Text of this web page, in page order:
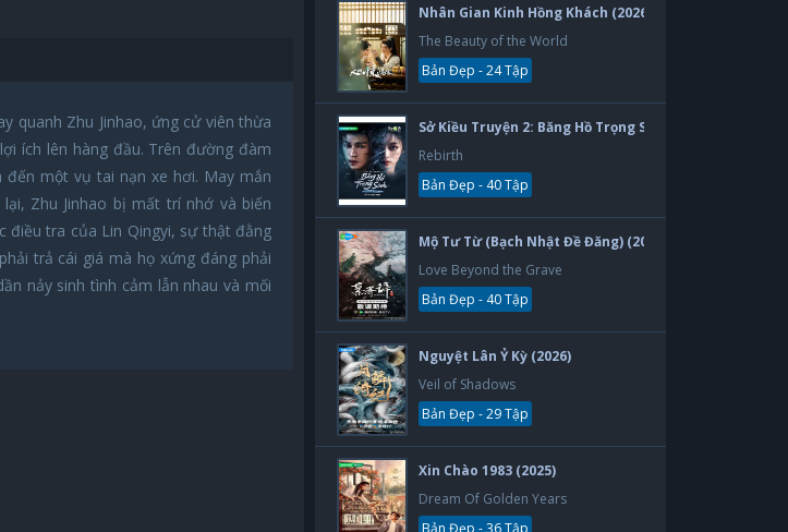
quanh Zhu Jinhao, ứng cử viên thừa
ích lên hàng đầu. Trên đường đàm
một vụ tai nạn xe hơi. May mắn
Zhu Jinhao bị mất trí nhớ và biến
điều tra của Lin Qingyi, sự thật đằng
trả cái giá mà họ xứng đáng phải
nảy sinh tình cảm lẫn nhau và mối
Nhân Gian Kinh Hồng Khách (2026)
The Beauty of the World
Bản Đẹp - 24 Tập
Sở Kiều Truyện 2: Băng Hồ Trọng Sinh (2026)
Rebirth
Bản Đẹp - 40 Tập
Mộ Tư Từ (Bạch Nhật Đề Đăng) (2026)
Love Beyond the Grave
Bản Đẹp - 40 Tập
Nguyệt Lân Ỷ Kỳ (2026)
Veil of Shadows
Bản Đẹp - 29 Tập
Xin Chào 1983 (2025)
Dream Of Golden Years
Bản Đẹp - 36 Tập